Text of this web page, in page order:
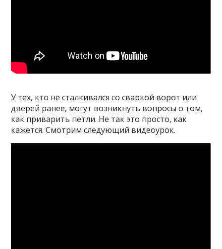
У тех, кто не сталкивался со сваркой ворот или
дверей ранее, могут возникнуть вопросы о том,
как приварить петли. Не так это просто, как
кажется. Смотрим следующий видеоурок.